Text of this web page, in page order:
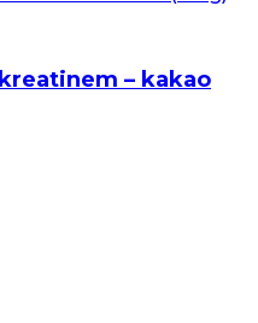
– kakao